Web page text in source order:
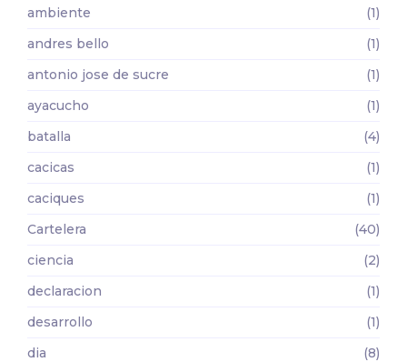
ambiente
(1)
andres bello
(1)
antonio jose de sucre
(1)
ayacucho
(1)
batalla
(4)
cacicas
(1)
caciques
(1)
Cartelera
(40)
ciencia
(2)
declaracion
(1)
desarrollo
(1)
dia
(8)